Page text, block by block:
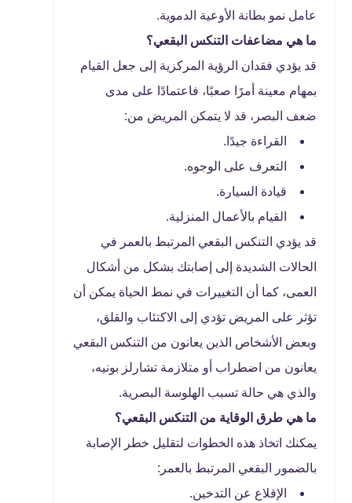
عامل نمو بطانة الأوعية الدموية.
ما هي مضاعفات التنكس البقعي؟
قد يؤدي فقدان الرؤية المركزية إلى جعل القيام
بمهام معينة أمرًا صعبًا، فاعتمادًا على مدى
ضعف البصر، قد لا يتمكن المريض من:
القراءة جيدًا.
التعرف على الوجوه.
قيادة السيارة.
القيام بالأعمال المنزلية.
قد يؤدي التنكس البقعي المرتبط بالعمر في
الحالات الشديدة إلى إصابتك بشكل من أشكال
العمى، كما أن التغييرات في نمط الحياة يمكن أن
تؤثر على المريض تؤدي إلى الاكتئاب والقلق،
وبعض الأشخاص الذين يعانون من التنكس البقعي
يعانون من اضطراب أو متلازمة تشارلز بونيه،
والذي هي حالة تسبب الهلوسة البصرية.
ما هي طرق الوقاية من التنكس البقعي؟
يمكنك اتخاذ هذه الخطوات لتقليل خطر الإصابة
بالضمور البقعي المرتبط بالعمر:
الإقلاع عن التدخين.